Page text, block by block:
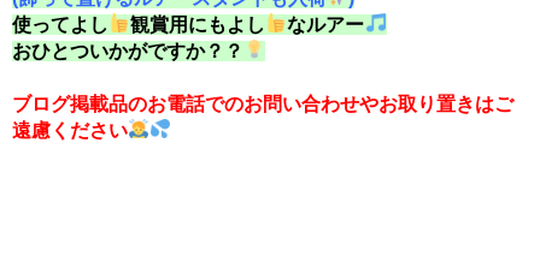
使ってよし
観賞用にもよし
なルアー
おひとついかがですか？？
ブログ掲載品のお電話でのお問い合わせやお取り置きはご
遠慮ください